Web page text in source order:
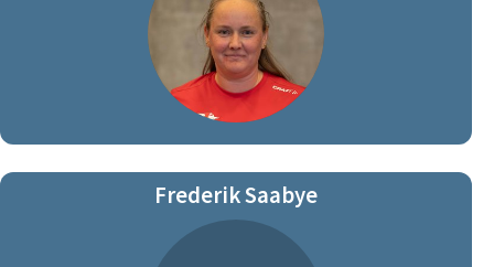
Frederik Saabye